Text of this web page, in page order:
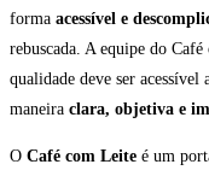
forma acessível e
rebuscada. A equipe do
qualidade deve ser acessível
maneira clara, objetiva e
O Café com Leite é um